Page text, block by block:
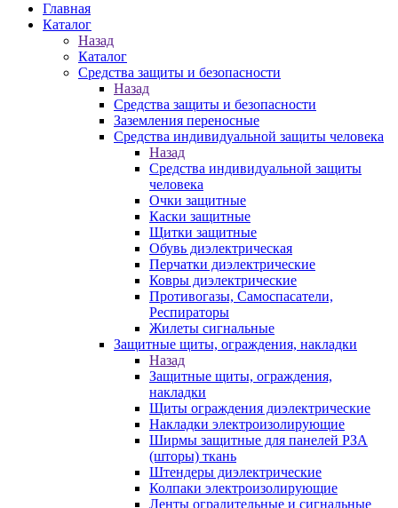
Главная
Каталог
Назад
Каталог
Средства защиты и безопасности
Назад
Средства защиты и безопасности
Заземления переносные
Средства индивидуальной защиты человека
Назад
Средства индивидуальной защиты
человека
Очки защитные
Каски защитные
Щитки защитные
Обувь диэлектрическая
Перчатки диэлектрические
Ковры диэлектрические
Противогазы, Самоспасатели,
Респираторы
Жилеты сигнальные
Защитные щиты, ограждения, накладки
Назад
Защитные щиты, ограждения,
накладки
Щиты ограждения диэлектрические
Накладки электроизолирующие
Ширмы защитные для панелей РЗА
(шторы) ткань
Штендеры диэлектрические
Колпаки электроизолирующие
Ленты оградительные и сигнальные